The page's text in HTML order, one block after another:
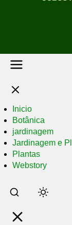
Inicio
Botânica
jardinagem
Jardinagem e
Plantas
Webstory
Pular
para